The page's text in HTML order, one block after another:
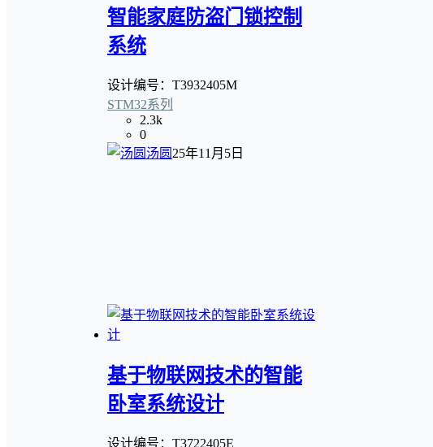
智能家庭防盗门锁控制
系统
设计编号：T3932405M
STM32系列
2.3k
0
汤圆 25年11月5日
基于物联网技术的智能
卧室系统设计
设计编号：T3722405E